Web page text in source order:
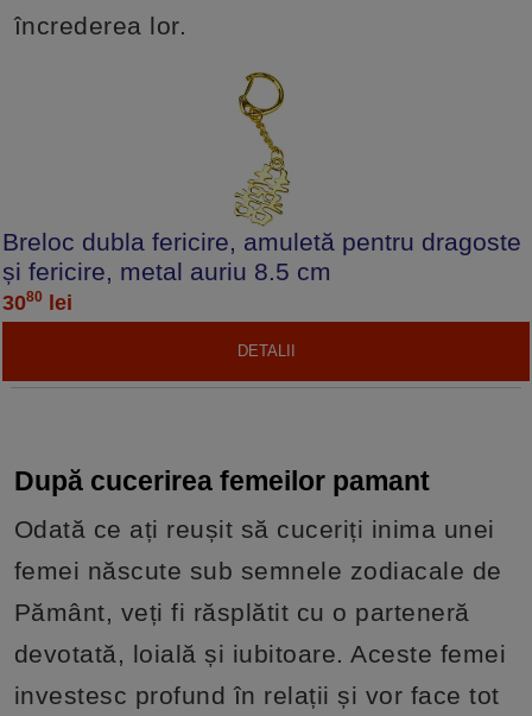
încrederea lor.
Breloc dubla fericire, amuletă pentru dragoste
și fericire, metal auriu 8.5 cm
3080 lei
DETALII
După cucerirea femeilor pamant
Odată ce ați reușit să cuceriți inima unei
femei născute sub semnele zodiacale de
Pământ, veți fi răsplătit cu o parteneră
devotată, loială și iubitoare. Aceste femei
investesc profund în relații și vor face tot